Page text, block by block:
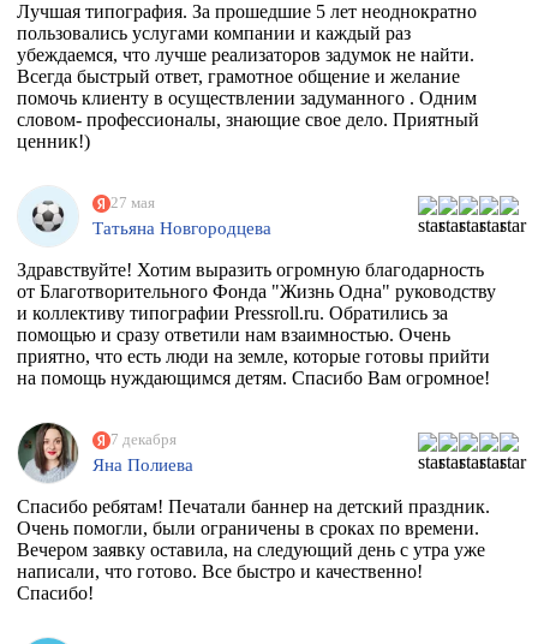
Лучшая типография. За прошедшие 5 лет неоднократно
пользовались услугами компании и каждый раз
убеждаемся, что лучше реализаторов задумок не найти.
Всегда быстрый ответ, грамотное общение и желание
помочь клиенту в осуществлении задуманного . Одним
словом- профессионалы, знающие свое дело. Приятный
ценник!)
27 мая
Татьяна Новгородцева
Здравствуйте! Хотим выразить огромную благодарность
от Благотворительного Фонда "Жизнь Одна" руководству
и коллективу типографии Pressroll.ru. Обратились за
помощью и сразу ответили нам взаимностью. Очень
приятно, что есть люди на земле, которые готовы прийти
на помощь нуждающимся детям. Спасибо Вам огромное!
7 декабря
Яна Полиева
Спасибо ребятам! Печатали баннер на детский праздник.
Очень помогли, были ограничены в сроках по времени.
Вечером заявку оставила, на следующий день с утра уже
написали, что готово. Все быстро и качественно!
Спасибо!